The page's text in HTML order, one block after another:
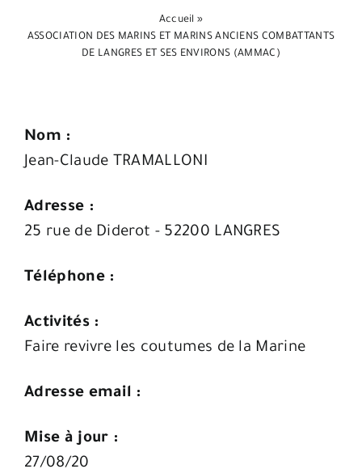
Accueil »
ASSOCIATION DES MARINS ET MARINS ANCIENS COMBATTANTS
DE LANGRES ET SES ENVIRONS (AMMAC)
Nom :
Jean-Claude TRAMALLONI
Adresse :
25 rue de Diderot - 52200 LANGRES
Téléphone :
Activités :
Faire revivre les coutumes de la Marine
Adresse email :
Mise à jour :
27/08/20